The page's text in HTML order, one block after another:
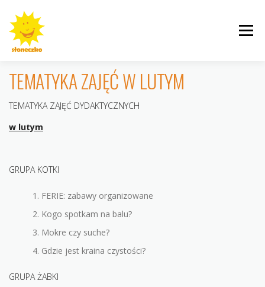
treści
Menu
INFORMACJE
KRZYWOUSTEGO AKTUALNOŚCI
KONTAKT
TEMATYKA ZAJĘĆ W LUTYM
TEMATYKA ZAJĘĆ DYDAKTYCZNYCH
w lutym
GRUPA KOTKI
FERIE: zabawy organizowane
Kogo spotkam na balu?
Mokre czy suche?
Gdzie jest kraina czystości?
GRUPA ŻABKI